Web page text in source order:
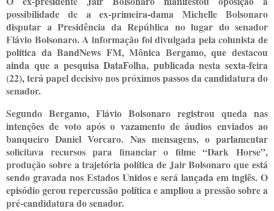
possibilidade de a ex-primeira-dama Michelle Bolsonaro
disputar a Presidência da República no lugar do senador
Flávio Bolsonaro. A informação foi divulgada pela colunista de
política da BandNews FM, Mônica Bergamo, que destacou
ainda que a pesquisa DataFolha, publicada nesta sexta-feira
(22), terá papel decisivo nos próximos passos da candidatura do
senador.
Segundo Bergamo, Flávio Bolsonaro registrou queda nas
intenções de voto após o vazamento de áudios enviados ao
banqueiro Daniel Vorcaro. Nas mensagens, o parlamentar
solicitava recursos para financiar o filme “Dark Horse”,
produção sobre a trajetória política de Jair Bolsonaro que está
sendo gravada nos Estados Unidos e será lançada em inglês. O
episódio gerou repercussão política e ampliou a pressão sobre a
pré-candidatura do senador.